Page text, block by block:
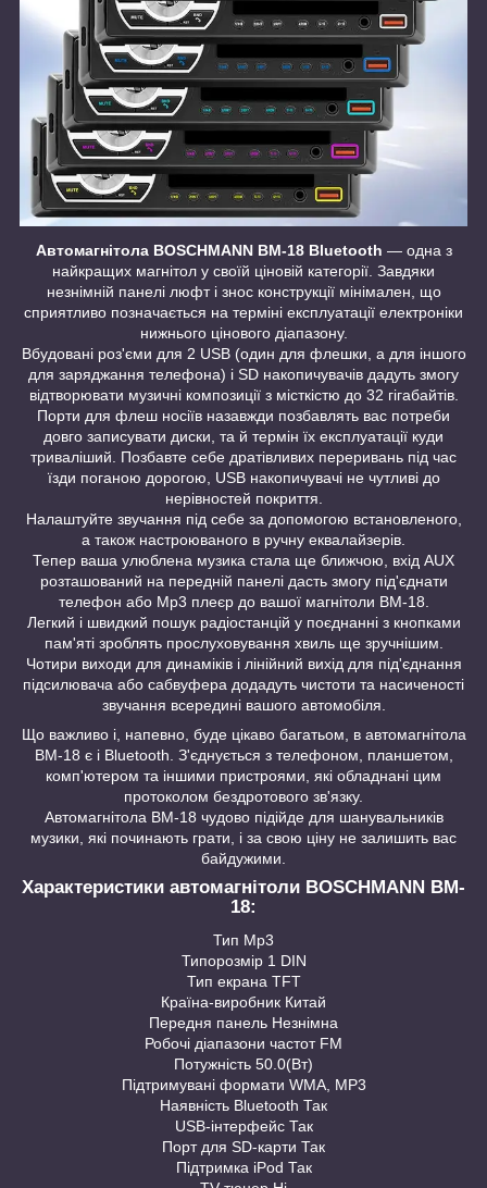
Автомагнітола BOSCHMANN BM-18 Bluetooth — одна з
найкращих магнітол у своїй ціновій категорії. Завдяки
незнімній панелі люфт і знос конструкції мінімален, що
сприятливо позначається на терміні експлуатації електроніки
нижнього цінового діапазону.
Вбудовані роз'єми для 2 USB (один для флешки, а для іншого
для заряджання телефона) і SD накопичувачів дадуть змогу
відтворювати музичні композиції з місткістю до 32 гігабайтів.
Порти для флеш носіїв назавжди позбавлять вас потреби
довго записувати диски, та й термін їх експлуатації куди
триваліший. Позбавте себе дратівливих переривань під час
їзди поганою дорогою, USB накопичувачі не чутливі до
нерівностей покриття.
Налаштуйте звучання під себе за допомогою встановленого,
а також настроюваного в ручну еквалайзерів.
Тепер ваша улюблена музика стала ще ближчою, вхід AUX
розташований на передній панелі дасть змогу під'єднати
телефон або Mp3 плеєр до вашої магнітоли BM-18.
Легкий і швидкий пошук радіостанцій у поєднанні з кнопками
пам'яті зроблять прослуховування хвиль ще зручнішим.
Чотири виходи для динаміків і лінійний вихід для під'єднання
підсилювача або сабвуфера додадуть чистоти та насиченості
звучання всередині вашого автомобіля.
Що важливо і, напевно, буде цікаво багатьом, в автомагнітола
BM-18 є і Bluetooth. З'єднується з телефоном, планшетом,
комп'ютером та іншими пристроями, які обладнані цим
протоколом бездротового зв'язку.
Автомагнітола BM-18 чудово підійде для шанувальників
музики, які починають грати, і за свою ціну не залишить вас
байдужими.
Характеристики автомагнітоли BOSCHMANN BM-
18:
Тип Mp3
Типорозмір 1 DIN
Тип екрана TFT
Країна-виробник Китай
Передня панель Незнімна
Робочі діапазони частот FM
Потужність 50.0(Вт)
Підтримувані формати WMA, MP3
Наявність Bluetooth Так
USB-інтерфейс Так
Порт для SD-карти Так
Підтримка iPod Так